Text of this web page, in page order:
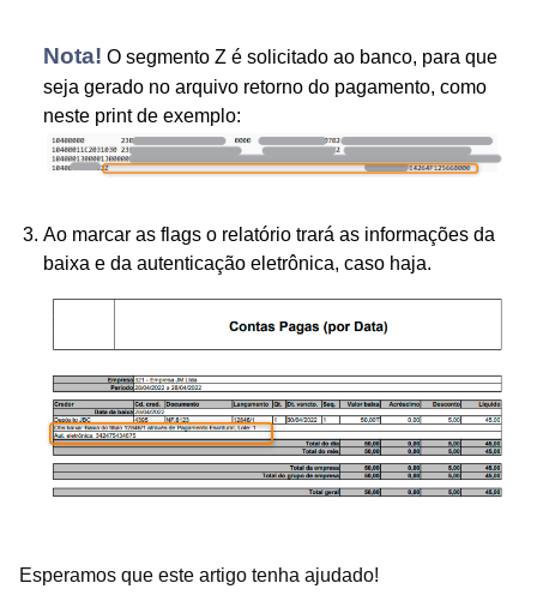
Nota! O segmento Z é solicitado ao banco, para que
seja gerado no arquivo retorno do pagamento, como
neste print de exemplo:
Ao marcar as flags o relatório trará as informações da
baixa e da autenticação eletrônica, caso haja.
Esperamos que este artigo tenha ajudado!